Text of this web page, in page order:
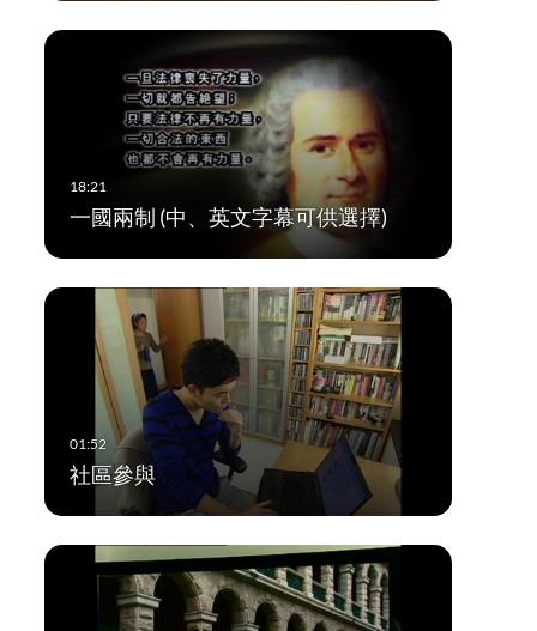
一國兩制 (中、英文字幕可供選擇)
社區參與